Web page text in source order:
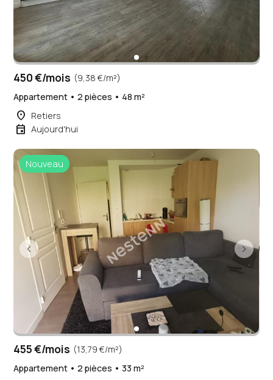
450 €/mois (9,38 €/m²)
Appartement • 2 pièces • 48 m²
place Retiers
event Aujourd'hui
Nouveau
455 €/mois (13,79 €/m²)
Appartement • 2 pièces • 33 m²